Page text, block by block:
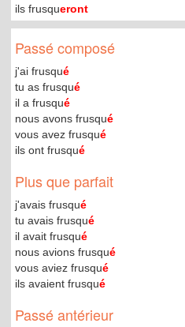
ils frusqueront
Passé composé
j'ai frusqué
tu as frusqué
il a frusqué
nous avons frusqué
vous avez frusqué
ils ont frusqué
Plus que parfait
j'avais frusqué
tu avais frusqué
il avait frusqué
nous avions frusqué
vous aviez frusqué
ils avaient frusqué
Passé antérieur